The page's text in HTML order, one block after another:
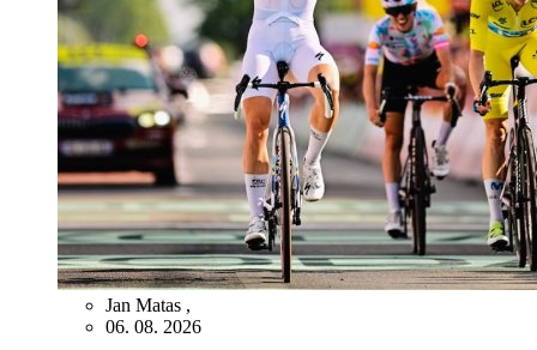
Jan Matas ,
06. 08. 2026